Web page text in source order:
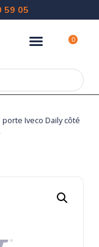
59 05
0
Iveco Daily côté